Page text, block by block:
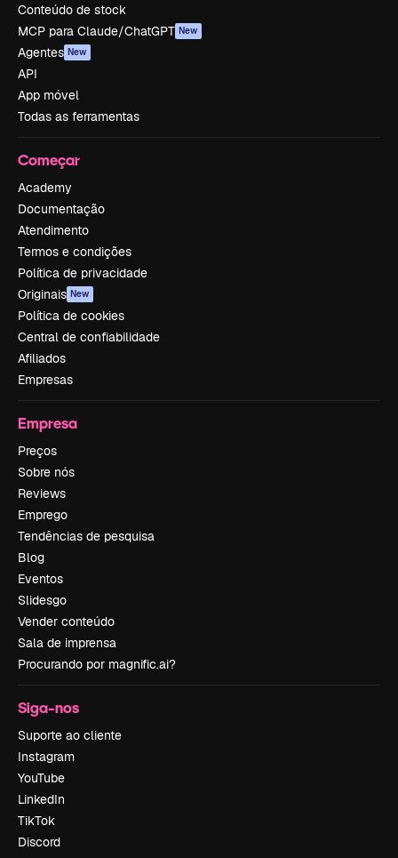
Conteúdo de stock
MCP para Claude/ChatGPT New
Agentes New
API
App móvel
Todas as ferramentas
Começar
Academy
Documentação
Atendimento
Termos e condições
Política de privacidade
Originais New
Política de cookies
Central de confiabilidade
Afiliados
Empresas
Empresa
Preços
Sobre nós
Reviews
Emprego
Tendências de pesquisa
Blog
Eventos
Slidesgo
Vender conteúdo
Sala de imprensa
Procurando por magnific.ai?
Siga-nos
Suporte ao cliente
Instagram
YouTube
LinkedIn
TikTok
Discord